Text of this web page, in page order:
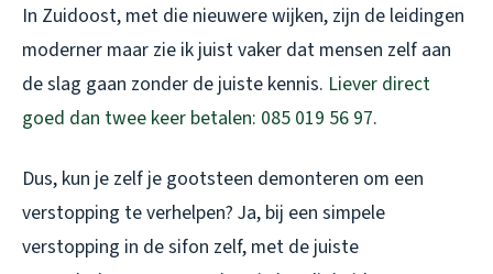
In Zuidoost, met die nieuwere wijken, zijn de leidingen
moderner maar zie ik juist vaker dat mensen zelf aan
de slag gaan zonder de juiste kennis. Liever direct
goed dan twee keer betalen: 085 019 56 97.
Dus, kun je zelf je gootsteen demonteren om een
verstopping te verhelpen? Ja, bij een simpele
verstopping in de sifon zelf, met de juiste